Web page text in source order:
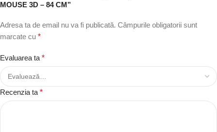
MOUSE 3D – 84 CM”
Adresa ta de email nu va fi publicată. Câmpurile obligatorii sunt
marcate cu *
Evaluarea ta *
Recenzia ta *